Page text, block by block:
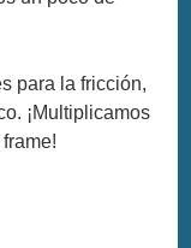
para la fricción,
¡Multiplicamos